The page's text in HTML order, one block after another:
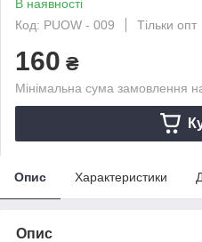
В наявності
Код: PUOW - 009
Тільки опт
160 ₴
Мінімальна сума замовлення
Опис Характеристики
Опис